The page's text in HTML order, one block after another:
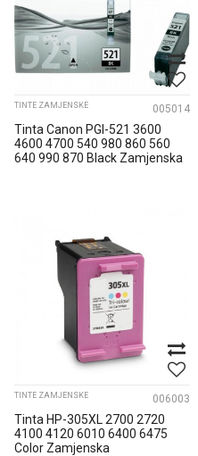
TINTE ZAMJENSKE 005014
Tinta Canon PGI-521 3600
4600 4700 540 980 860 560
640 990 870 Black Zamjenska
TINTE ZAMJENSKE 006003
Tinta HP-305XL 2700 2720
4100 4120 6010 6400 6475
Color Zamjenska